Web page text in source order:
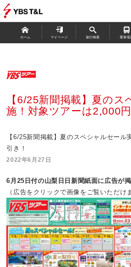
ホーム マイページ 旅行検索 乗車場
【6/25新聞掲載】夏の
施！対象ツアーは2,000円
【6/25新聞掲載】夏のスペシャルセール
引き！
2022年6月27日
6月25 日付の山梨日日新聞紙面に広告が
（広告をクリックで画像をご覧いただけ